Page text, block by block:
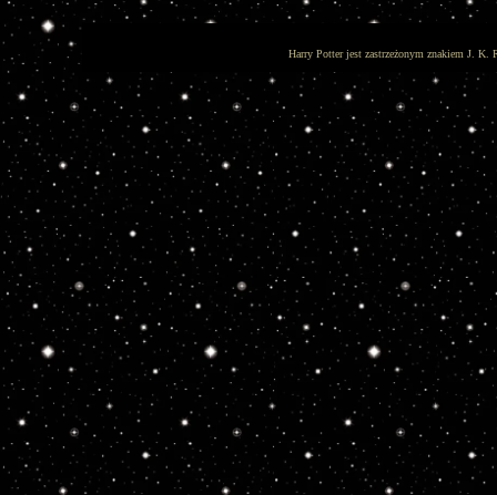
Harry Potter jest zastrzeżonym znakiem J. K.